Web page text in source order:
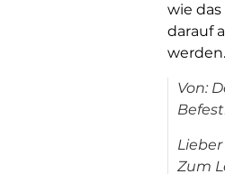
wie
darauf
Von:
Zum